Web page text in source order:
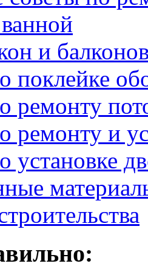
и
поклейке
ремонту
ремонту и
установке